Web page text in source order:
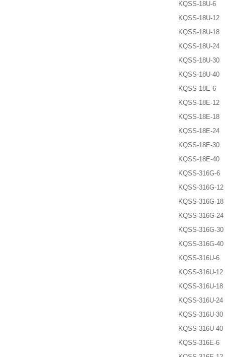
KQSS-18U-6
KQSS-18U-12
KQSS-18U-18
KQSS-18U-24
KQSS-18U-30
KQSS-18U-40
KQSS-18E-6
KQSS-18E-12
KQSS-18E-18
KQSS-18E-24
KQSS-18E-30
KQSS-18E-40
KQSS-316G-6
KQSS-316G-12
KQSS-316G-18
KQSS-316G-24
KQSS-316G-30
KQSS-316G-40
KQSS-316U-6
KQSS-316U-12
KQSS-316U-18
KQSS-316U-24
KQSS-316U-30
KQSS-316U-40
KQSS-316E-6